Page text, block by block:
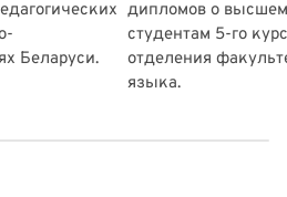
Беларуси.
дипломов о
студентам 5-го
отделения
языка.